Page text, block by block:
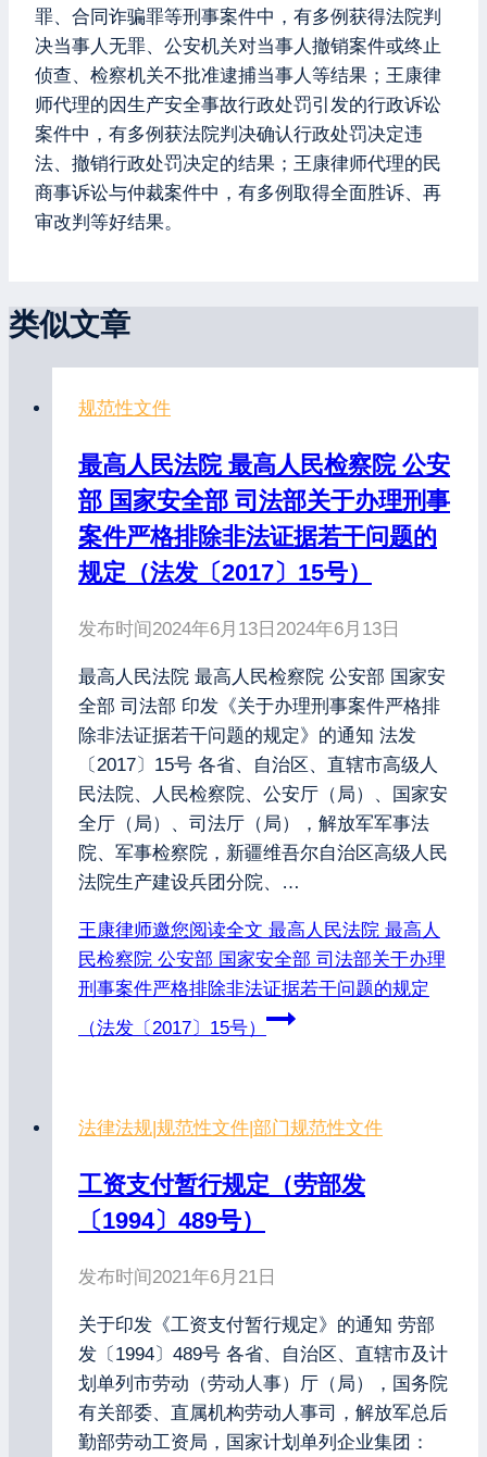
罪、合同诈骗罪等刑事案件中，有多例获得法院判
决当事人无罪、公安机关对当事人撤销案件或终止
侦查、检察机关不批准逮捕当事人等结果；王康律
师代理的因生产安全事故行政处罚引发的行政诉讼
案件中，有多例获法院判决确认行政处罚决定违
法、撤销行政处罚决定的结果；王康律师代理的民
商事诉讼与仲裁案件中，有多例取得全面胜诉、再
审改判等好结果。
类似文章
规范性文件
最高人民法院 最高人民检察院 公安
部 国家安全部 司法部关于办理刑事
案件严格排除非法证据若干问题的
规定（法发〔2017〕15号）
发布时间2024年6月13日 2024年6月13日
最高人民法院 最高人民检察院 公安部 国家安
全部 司法部 印发《关于办理刑事案件严格排
除非法证据若干问题的规定》的通知 法发
〔2017〕15号 各省、自治区、直辖市高级人
民法院、人民检察院、公安厅（局）、国家安
全厅（局）、司法厅（局），解放军军事法
院、军事检察院，新疆维吾尔自治区高级人民
法院生产建设兵团分院、…
王康律师邀您阅读全文 最高人民法院 最高人
民检察院 公安部 国家安全部 司法部关于办理
刑事案件严格排除非法证据若干问题的规定
（法发〔2017〕15号）
法律法规|规范性文件|部门规范性文件
工资支付暂行规定（劳部发
〔1994〕489号）
发布时间2021年6月21日
关于印发《工资支付暂行规定》的通知 劳部
发〔1994〕489号 各省、自治区、直辖市及计
划单列市劳动（劳动人事）厅（局），国务院
有关部委、直属机构劳动人事司，解放军总后
勤部劳动工资局，国家计划单列企业集团：